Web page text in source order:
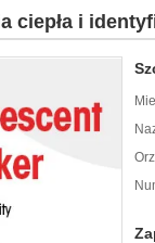
ciepła i